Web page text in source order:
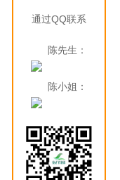
通过QQ联系
陈先生：
陈小姐：